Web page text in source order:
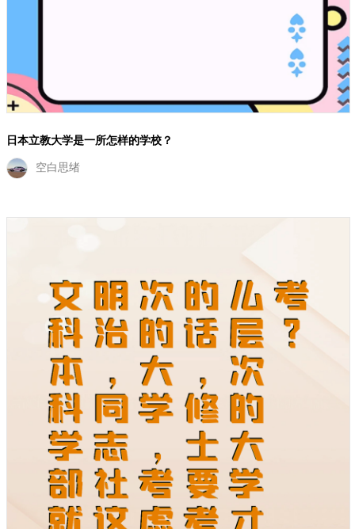
日本立教大学是一所怎样的学校？
空白思绪